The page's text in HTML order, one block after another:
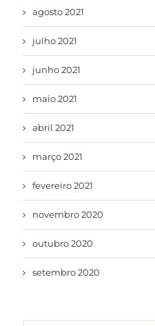
agosto 2021
julho 2021
junho 2021
maio 2021
abril 2021
março 2021
fevereiro 2021
novembro 2020
outubro 2020
setembro 2020